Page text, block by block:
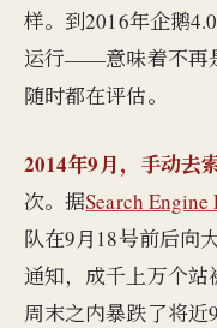
样。到2016年企鹅
运行——意味着不再
随时都在评估。
2014年9月，手动去
次。据Search
队在9月18号前后向
通知，成千上万个
周末之内暴跌了将近